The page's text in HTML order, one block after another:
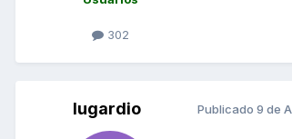
302
lugardio Publicado 9 de